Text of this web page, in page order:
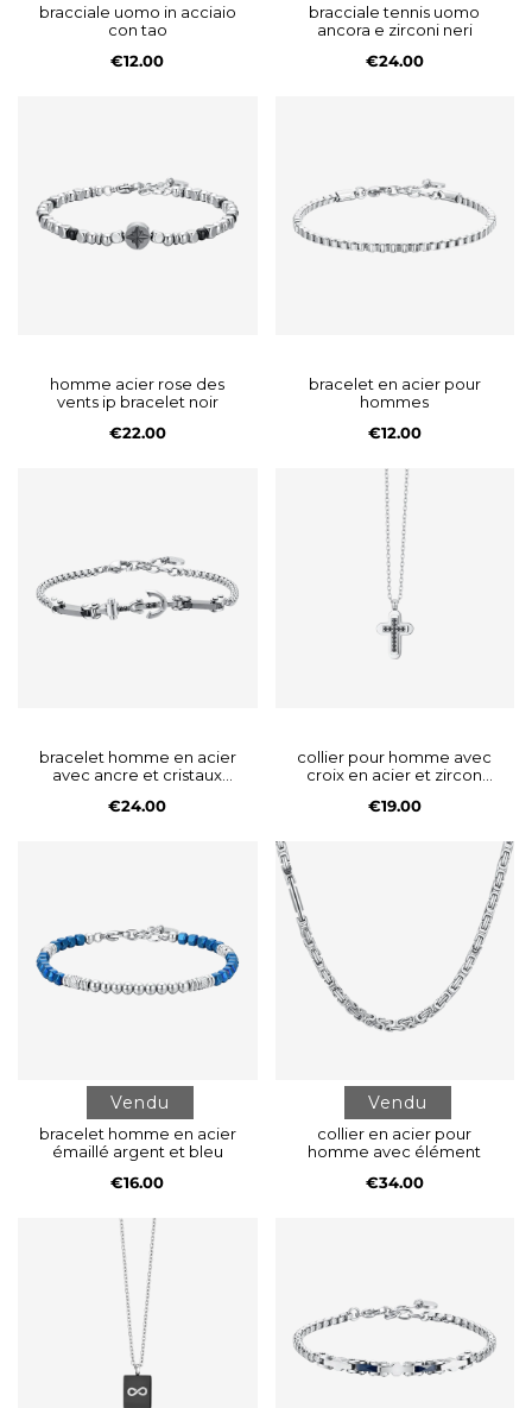
bracciale uomo in acciaio
con tao
€12.00
bracciale tennis uomo
ancora e zirconi neri
€24.00
homme acier rose des
vents ip bracelet noir
€22.00
bracelet en acier pour
hommes
€12.00
bracelet homme en acier
avec ancre et cristaux
€24.00
collier pour homme avec
croix en acier et zircon
€19.00
Vendu
bracelet homme en acier
émaillé argent et bleu
€16.00
Vendu
collier en acier pour
homme avec élément
€34.00